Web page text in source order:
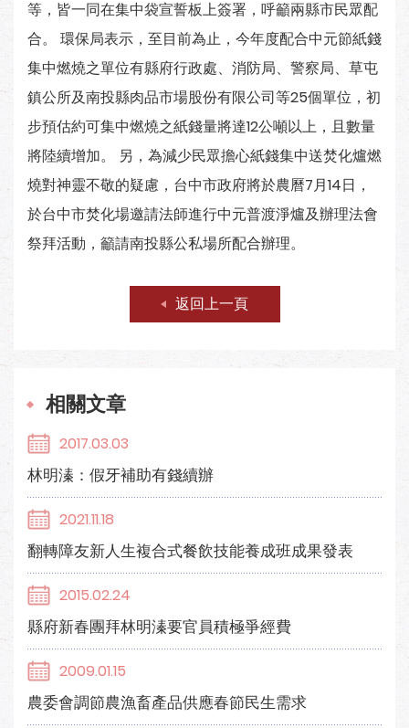
等，皆一同在集中袋宣誓板上簽署，呼籲兩縣市民眾配
合。 環保局表示，至目前為止，今年度配合中元節紙錢
集中燃燒之單位有縣府行政處、消防局、警察局、草屯
鎮公所及南投縣肉品市場股份有限公司等25個單位，初
步預估約可集中燃燒之紙錢量將達12公噸以上，且數量
將陸續增加。 另，為減少民眾擔心紙錢集中送焚化爐燃
燒對神靈不敬的疑慮，台中市政府將於農曆7月14日，
於台中市焚化場邀請法師進行中元普渡淨爐及辦理法會
祭拜活動，籲請南投縣公私場所配合辦理。
返回上一頁
相關文章
2017.03.03
林明溱：假牙補助有錢續辦
2021.11.18
翻轉障友新人生複合式餐飲技能養成班成果發表
2015.02.24
縣府新春團拜林明溱要官員積極爭經費
2009.01.15
農委會調節農漁畜產品供應春節民生需求